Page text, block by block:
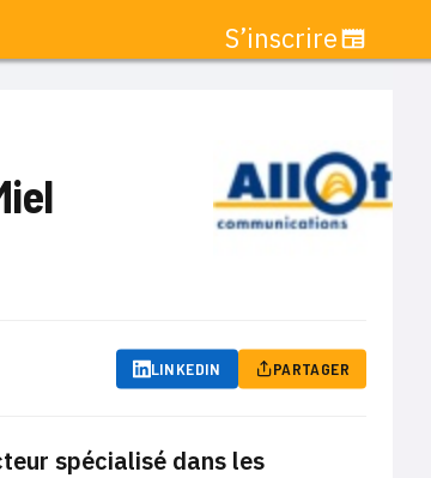
S’inscrire
LINKEDIN PARTAGER
spécialisé dans les